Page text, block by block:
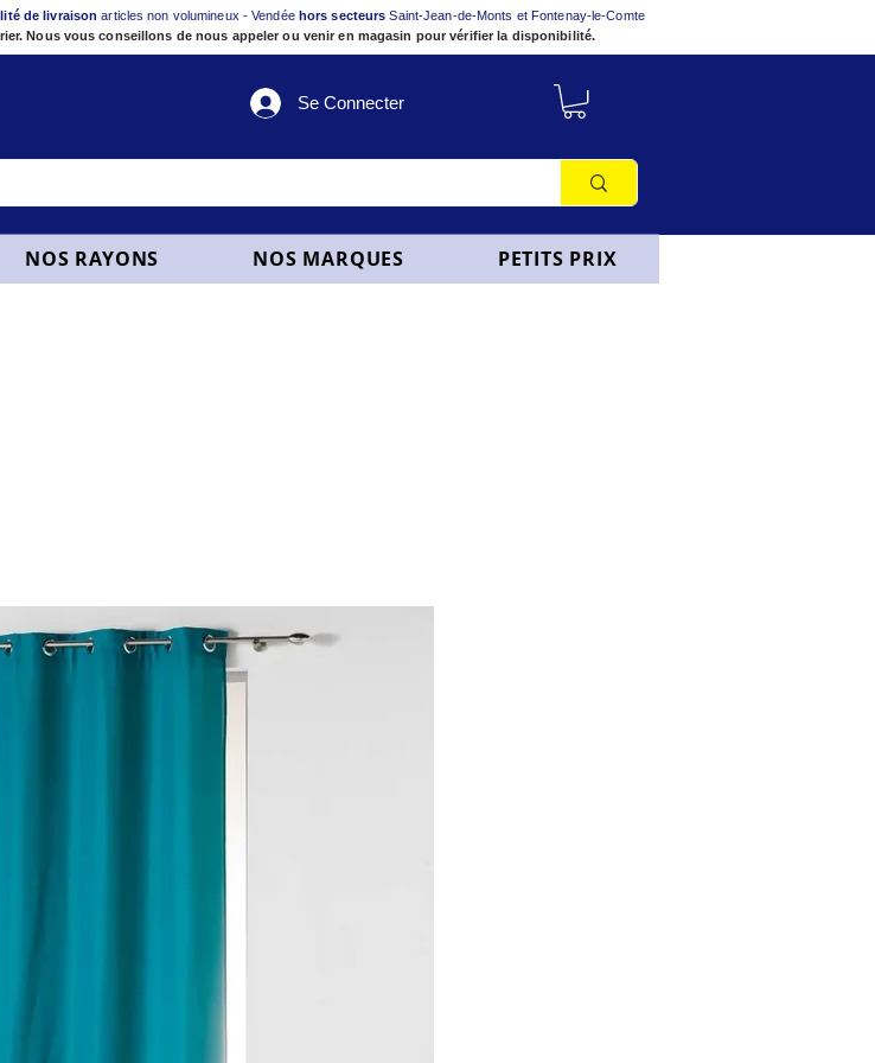
de livraisonarticles non volumineux - Vendée hors secteurs Saint-Jean-de-Monts et Fontenay-le-Comte
Nous vous conseillons de nous appeler ou venir en magasin pour vérifier la disponibilité.
Se Connecter
NOS RAYONS NOS MARQUES PETITS PRIX